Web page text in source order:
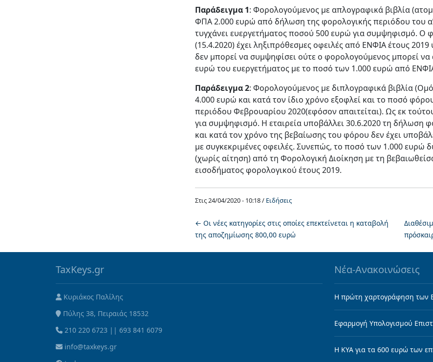
Παράδειγμα 1: Φορολογούμενος με απλογραφικά βιβλία
ΦΠΑ 2.000 ευρώ από δήλωση της φορολογικής περιόδου του
τυγχάνει ευεργετήματος ποσού 500 ευρώ για συμψηφισμό. Ο
(15.4.2020) έχει ληξιπρόθεσμες οφειλές από ΕΝΦΙΑ έτους
δεν μπορεί να συμψηφίσει ούτε ο φορολογούμενος μπορεί
ευρώ του ευεργετήματος με το ποσό των 1.000 ευρώ από
Παράδειγμα 2: Φορολογούμενος με διπλογραφικά βιβλία
4.000 ευρώ και κατά τον ίδιο χρόνο εξοφλεί και το ποσό
περιόδου Φεβρουαρίου 2020(εφόσον απαιτείται). Ως εκ
για συμψηφισμό. Η εταιρεία υποβάλλει 30.6.2020 τη δήλωση
και κατά τον χρόνο της βεβαίωσης του φόρου δεν έχει
με συγκεκριμένες οφειλές. Συνεπώς, το ποσό των 1.000 ευρώ
(χωρίς αίτηση) από τη Φορολογική Διοίκηση με τη
εισοδήματος φορολογικού έτους 2019.
Στις24/04/2020 - 10:18 / Ειδήσεις
← Οι νέες κατηγορίες στις οποίες επεκτείνεται η καταβολή
της αποζημίωσης 800,00 ευρώ
TaxKeys.gr
Κυριάκος Παλίλης
Πύλης 38, Πειραιάς 18532
210 220 6723 || 693 841 6079
info@taxkeys.gr
Νέα-Ανακοινώσεις
Η πρώτη χαρτογράφηση των
Εφαρμογή Υπολογισμού
Η KYA για τα 600 ευρώ των